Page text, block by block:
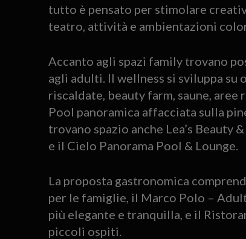
tutto è pensato per stimolare
teatro, attività e ambientazioni
Accanto agli spazi family trovano
agli adulti. Il wellness si sviluppa
riscaldate, beauty farm, saune,
Pool panoramica affacciata sulla
trovano spazio anche Lea’s Beauty
e il Cielo Panorama Pool & Lounge.
La proposta gastronomica
per le famiglie, il Marco Polo –
più elegante e tranquilla, e il
piccoli ospiti.